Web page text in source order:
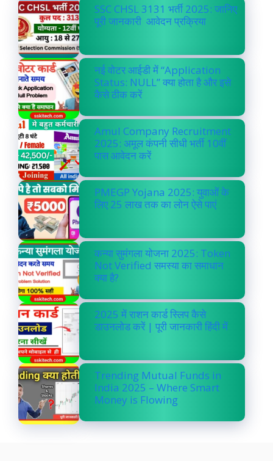
SSC CHSL 3131 भर्ती 2025: जानिए
पूरी जानकारी आवेदन प्रक्रिया
नई वोटर आईडी में “Application
Status: NULL” क्या होता है और इसे
कैसे ठीक करें
Amul Company Recruitment
2025: अमूल कंपनी सीधी भर्ती 10वीं
पास आवेदन करें
PMEGP Yojana 2025: युवाओं के
लिए 25 लाख तक का लोन ऐसे पाएं
कन्या सुमंगला योजना 2025: Token
Not Verified समस्या का समाधान
क्या है?
2025 में राशन कार्ड स्लिप कैसे
डाउनलोड करें | पूरी जानकारी हिंदी में
Trending Mutual Funds in
India 2025 – Where Smart
Money is Flowing